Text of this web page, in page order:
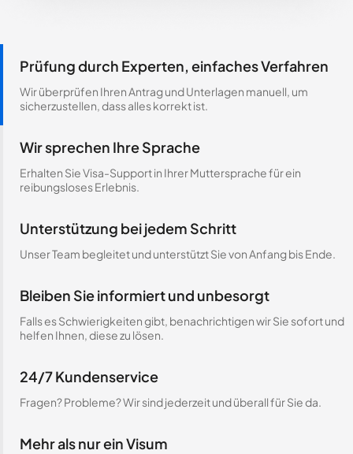
Prüfung durch Experten, einfaches Verfahren
Wir überprüfen Ihren Antrag und Unterlagen manuell, um
sicherzustellen, dass alles korrekt ist.
Wir sprechen Ihre Sprache
Erhalten Sie Visa-Support in Ihrer Muttersprache für ein
reibungsloses Erlebnis.
Unterstützung bei jedem Schritt
Unser Team begleitet und unterstützt Sie von Anfang bis Ende.
Bleiben Sie informiert und unbesorgt
Falls es Schwierigkeiten gibt, benachrichtigen wir Sie sofort und
helfen Ihnen, diese zu lösen.
24/7 Kundenservice
Fragen? Probleme? Wir sind jederzeit und überall für Sie da.
Mehr als nur ein Visum